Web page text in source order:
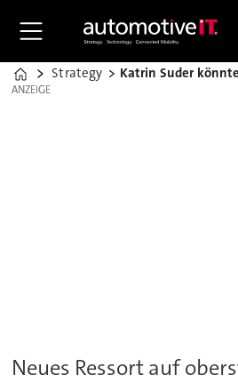
Home
Strategy
ANZEIGE
ANZEIGE
Neues Ressort auf